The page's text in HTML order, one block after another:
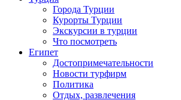
Города Турции
Курорты Турции
Экскурсии в турции
Что посмотреть
Египет
Достопримечательности
Новости турфирм
Политика
Отдых, развлечения